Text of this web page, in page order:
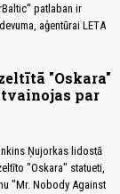
patlaban ir
aģentūrai LETA
"Oskara"
par
Ņujorkas lidostā
"Oskara" statueti,
"Mr. Nobody Against